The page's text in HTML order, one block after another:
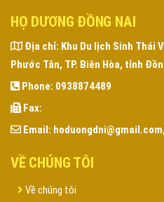
HỌ DƯƠNG ĐỒNG NAI
Địa chỉ: Khu Du lịch Sinh Thái
Phước Tân, TP. Biên Hòa, tỉnh
Phone: 0938874489
Fax:
Email: hoduongdni@gmail.com,
VỀ CHÚNG TÔI
Về chúng tôi